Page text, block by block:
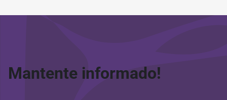
Mantente informado!